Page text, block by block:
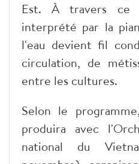
Est. À travers ce
interprété par la
l'eau devient fil
circulation, de
entre les cultures.
Selon le
produira avec
national du